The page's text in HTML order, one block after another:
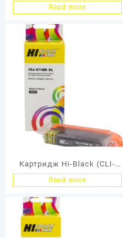
(CH564HE) для HP DJ
Color
Read more
Картридж Hi-Black (CLI-
471XLBK) для Canon
Read more